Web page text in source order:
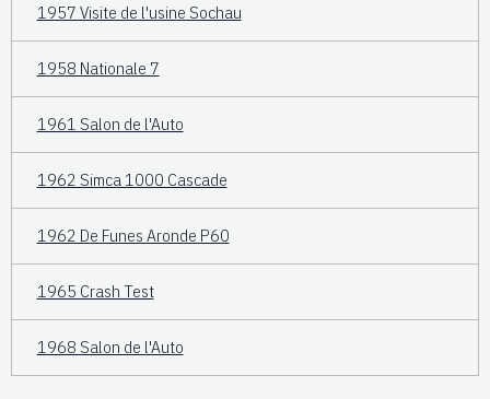
1957 Visite de l'usine Sochau
1958 Nationale 7
1961 Salon de l'Auto
1962 Simca 1000 Cascade
1962 De Funes Aronde P60
1965 Crash Test
1968 Salon de l'Auto